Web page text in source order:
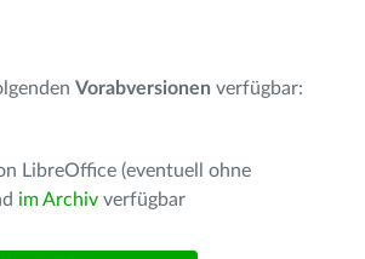
Vorabversionen verfügbar:
LibreOffice (eventuell ohne
im Archiv verfügbar